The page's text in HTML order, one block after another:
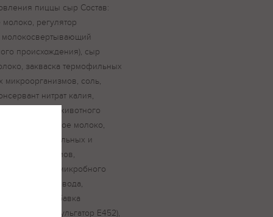
пиццы сыр Состав:
регулятор
молокосвертывающий
происхождения), сыр
закваска термофильных
соль,
нитрат калия,
препарат животного
молоко,
мезофильных и
препарат микробного
кальция), вода,
пищевая добавка
и Е339, эмульгатор Е452),